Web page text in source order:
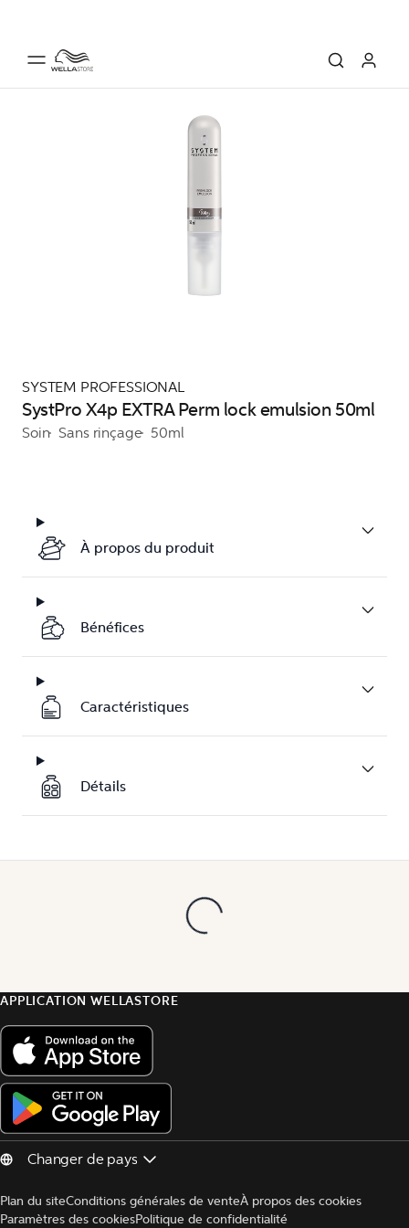
SYSTEM PROFESSIONAL
SystPro X4p EXTRA Perm lock emulsion 50ml
Soin Sans rinçage 50ml
À propos du produit
Bénéfices
Caractéristiques
Détails
APPLICATION WELLASTORE
Plan du siteConditions générales de venteÀ propos des cookies
Paramètres des cookiesPolitique de confidentialité